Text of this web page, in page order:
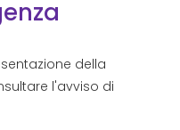
della
l'avviso di